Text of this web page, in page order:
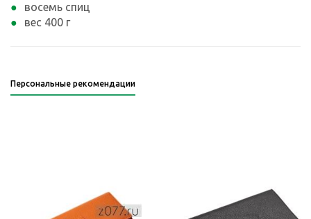
восемь спиц
вес 400 г
Персональные рекомендации